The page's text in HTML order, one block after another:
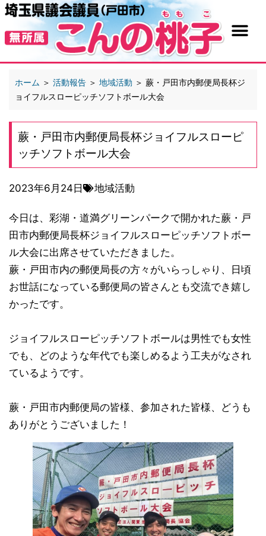
ホーム ＞ 活動報告 ＞ 地域活動 ＞ 蕨・戸田市内郵便局長杯ジ
ョイフルスローピッチソフトボール大会
蕨・戸田市内郵便局長杯ジョイフルスローピ
ッチソフトボール大会
2023年6月24日 地域活動
今日は、彩湖・道満グリーンパークで開かれた蕨・戸
田市内郵便局長杯ジョイフルスローピッチソフトボー
ル大会に出席させていただきました。
蕨・戸田市内の郵便局長の方々がいらっしゃり、日頃
お世話になっている郵便局の皆さんとも交流でき嬉し
かったです。
ジョイフルスローピッチソフトボールは男性でも女性
でも、どのような年代でも楽しめるよう工夫がなされ
ているようです。
蕨・戸田市内郵便局の皆様、参加された皆様、どうも
ありがとうございました！